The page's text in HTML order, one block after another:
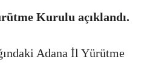
Kurulu açıklandı.
Adana İl Yürütme